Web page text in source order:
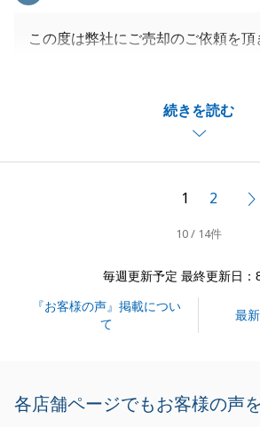
続きを読む
この度は弊社にご売却のご依頼を頂
初めてご来店いただいた日に、H様
をお聞きすることができましたの
でのスピード感や負担が少ない点が
また機会がございましたら是非お声
1 2
10 / 14件
毎週更新予定 最終更新日：
『お客様の声』掲載につい
て
最
各店舗ページでもお客様の声